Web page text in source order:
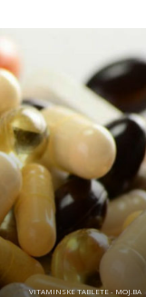
VITAMINSKE TABLETE - MOJ.BA